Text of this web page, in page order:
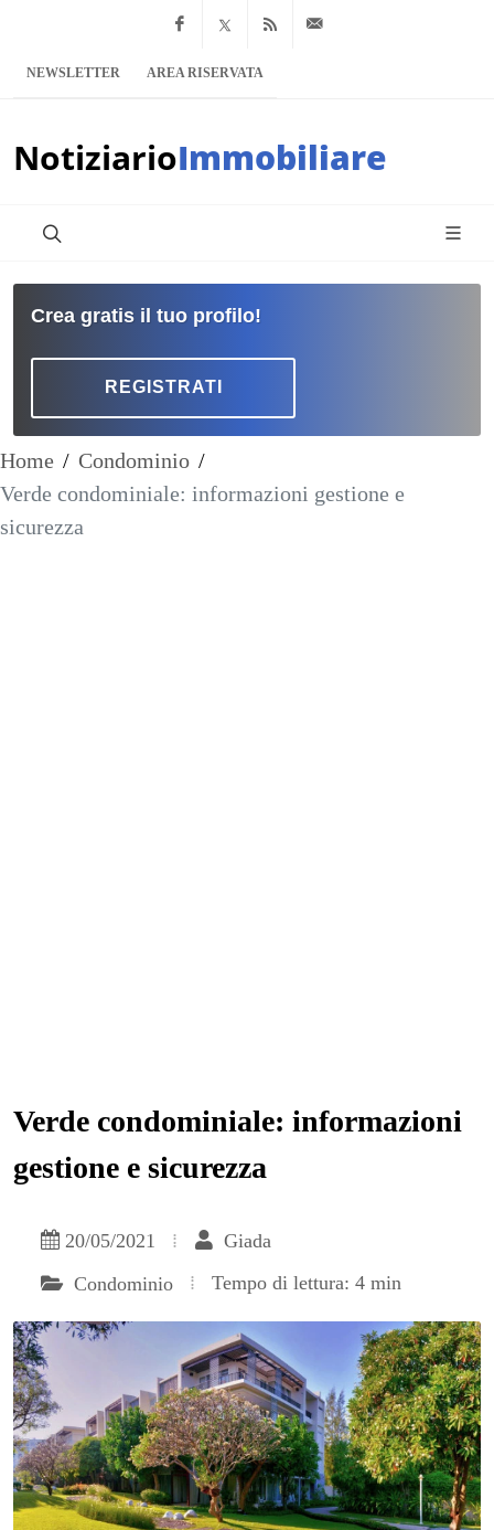
Facebook
x.com Feed RSS
NEWSLETTER AREA RISERVATA
NotiziarioImmobiliare
Crea gratis il tuo profilo!
REGISTRATI
Home / Condominio /
Verde condominiale: informazioni gestione e
sicurezza
Verde condominiale: informazioni
gestione e sicurezza
20/05/2021
Giada
Condominio
Tempo di lettura: 4 min